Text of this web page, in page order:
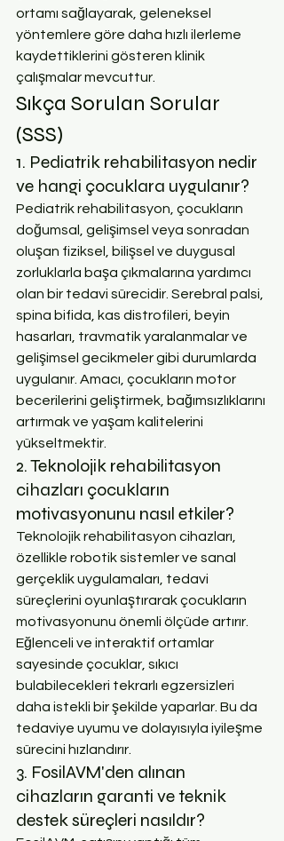
ortamı sağlayarak, geleneksel
yöntemlere göre daha hızlı ilerleme
kaydettiklerini gösteren klinik
çalışmalar mevcuttur.
Sıkça Sorulan Sorular
(SSS)
1. Pediatrik rehabilitasyon nedir
ve hangi çocuklara uygulanır?
Pediatrik rehabilitasyon, çocukların
doğumsal, gelişimsel veya sonradan
oluşan fiziksel, bilişsel ve duygusal
zorluklarla başa çıkmalarına yardımcı
olan bir tedavi sürecidir. Serebral palsi,
spina bifida, kas distrofileri, beyin
hasarları, travmatik yaralanmalar ve
gelişimsel gecikmeler gibi durumlarda
uygulanır. Amacı, çocukların motor
becerilerini geliştirmek, bağımsızlıklarını
artırmak ve yaşam kalitelerini
yükseltmektir.
2. Teknolojik rehabilitasyon
cihazları çocukların
motivasyonunu nasıl etkiler?
Teknolojik rehabilitasyon cihazları,
özellikle robotik sistemler ve sanal
gerçeklik uygulamaları, tedavi
süreçlerini oyunlaştırarak çocukların
motivasyonunu önemli ölçüde artırır.
Eğlenceli ve interaktif ortamlar
sayesinde çocuklar, sıkıcı
bulabilecekleri tekrarlı egzersizleri
daha istekli bir şekilde yaparlar. Bu da
tedaviye uyumu ve dolayısıyla iyileşme
sürecini hızlandırır.
3. FosilAVM'den alınan
cihazların garanti ve teknik
destek süreçleri nasıldır?